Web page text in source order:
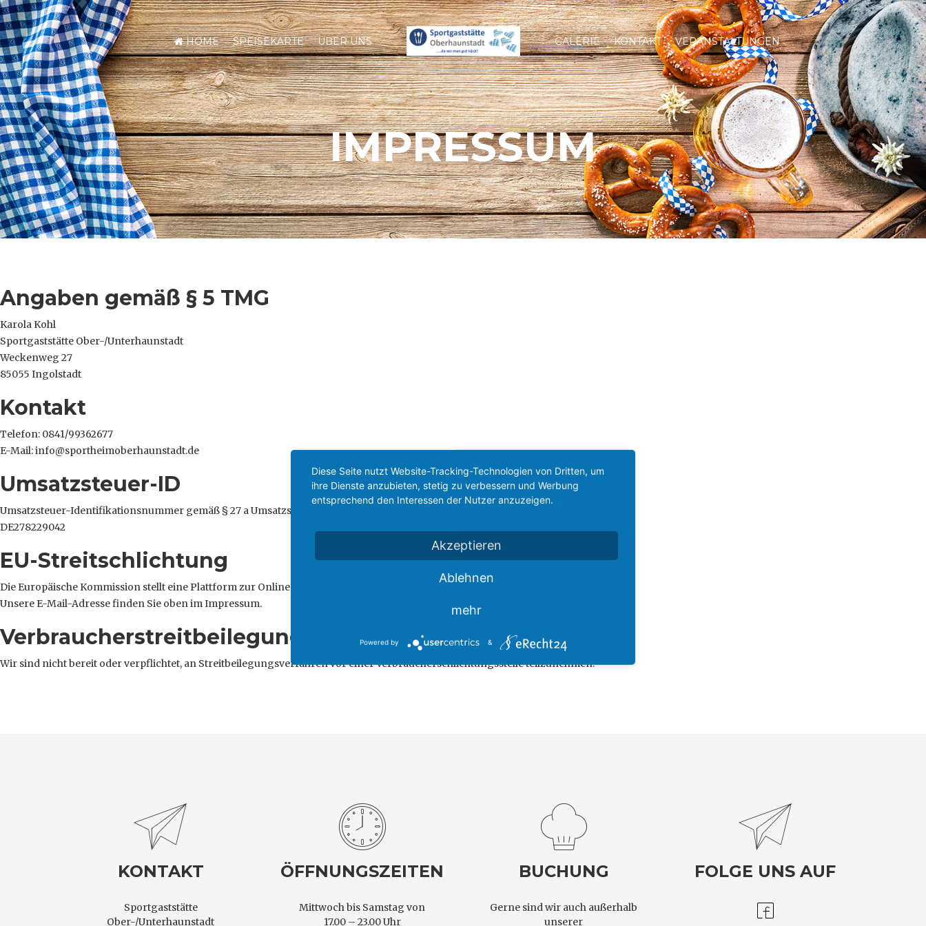
HOME SPEISEKARTE ÜBER UNS GALERIE KONTAKT VERANSTALTUNGEN
IMPRESSUM
Angaben gemäß § 5 TMG
Karola Kohl
Sportgaststätte Ober-/Unterhaunstadt
Weckenweg 27
85055 Ingolstadt
Kontakt
Telefon: 0841/99362677
E-Mail: info@sportheimoberhaunstadt.de
Umsatzsteuer-ID
Umsatzsteuer-Identifikationsnummer gemäß § 27 a Umsatzsteuergesetz:
DE278229042
EU-Streitschlichtung
Die Europäische Kommission stellt eine Plattform zur Online-Streitbeilegung (OS) bereit: https://ec.europa.eu/consumers/odr/
Unsere E-Mail-Adresse finden Sie oben im Impressum.
Verbraucher­streit­beilegung/Universal­schlichtungs­stelle
Wir sind nicht bereit oder verpflichtet, an Streitbeilegungsverfahren vor einer Verbraucherschlichtungsstelle teilzunehmen.
KONTAKT
Sportgaststätte
Ober-/Unterhaunstadt
ÖFFNUNGSZEITEN
Mittwoch bis Samstag von
17.00 – 23.00 Uhr
BUCHUNG
Gerne sind wir auch außerhalb
unserer
FOLGE UNS AUF
Diese Seite nutzt Website-Tracking-Technologien von Dritten, um
ihre Dienste anzubieten, stetig zu verbessern und Werbung
entsprechend den Interessen der Nutzer anzuzeigen.
Akzeptieren
Ablehnen
mehr
Powered by &